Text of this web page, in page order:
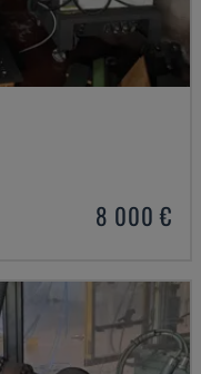
8 000 €